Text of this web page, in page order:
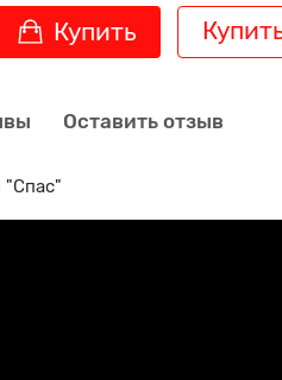
Купить
Оставить отзыв
"Спас"